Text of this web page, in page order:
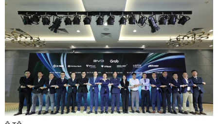
cũ đổi mới" tiết kiệm tới 7,2 triệu đồng.